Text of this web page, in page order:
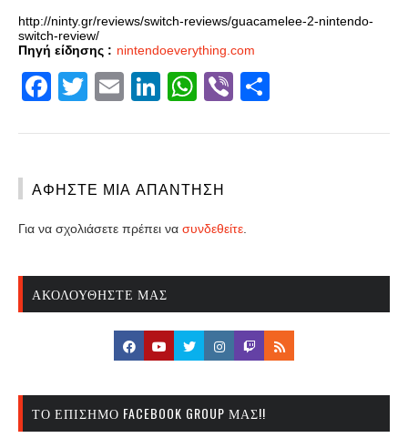
http://ninty.gr/reviews/switch-reviews/guacamelee-2-nintendo-
switch-review/
Πηγή είδησης : nintendoeverything.com
Facebook
Twitter
EmailLinkedIn
WhatsApp
Viber
ΑΦΉΣΤΕ ΜΙΑ ΑΠΆΝΤΗΣΗ
Για να σχολιάσετε πρέπει να συνδεθείτε
ΑΚΟΛΟΥΘΉΣΤΕ ΜΑΣ
ΤΟ ΕΠΊΣΗΜΟ FACEBOOK GROUP ΜΑΣ!!